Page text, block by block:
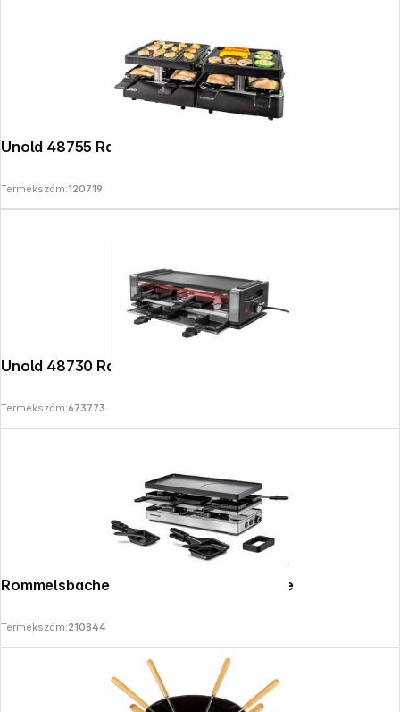
Unold 48755 Raclette Extandable
Termékszám:120719
Unold 48730 Raclette Finesse Basic
Termékszám:673773
Rommelsbacher RCP 1800 Pizza Raclette
Termékszám:210844